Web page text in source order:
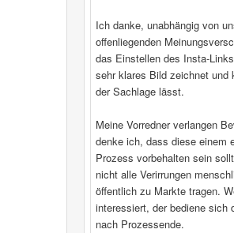
Ich danke, unabhängig von
offenliegenden
das Einstellen des Insta-
sehr klares Bild zeichnet und
der Sachlage lässt.
Meine Vorredner verlangen
denke ich, dass diese einem
Prozess vorbehalten sein
nicht alle Verirrungen
öffentlich zu Markte tragen.
interessiert, der bediene sich
nach Prozessende.